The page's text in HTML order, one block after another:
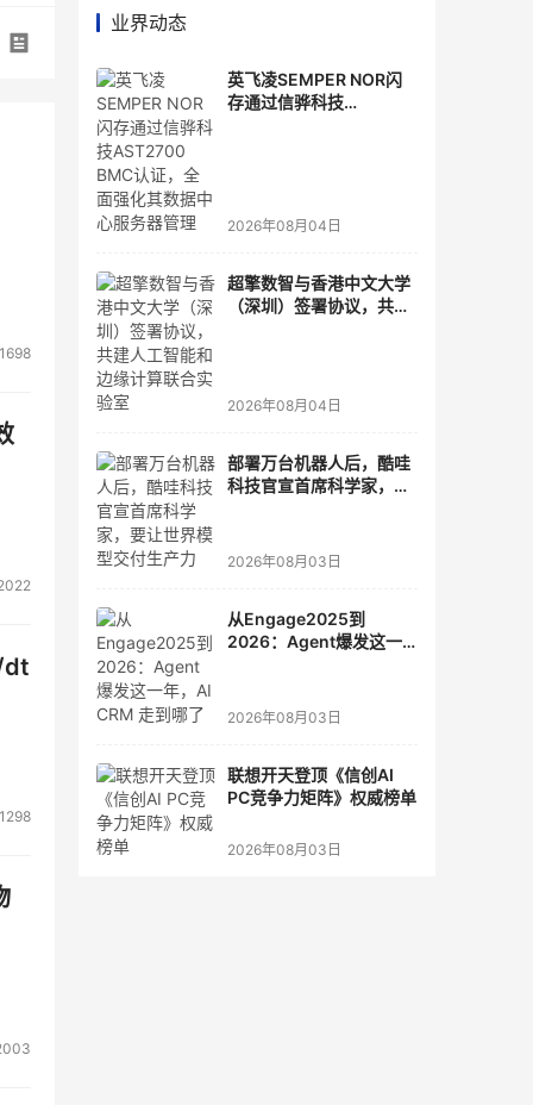
1698
dt
1298
业界动态
英飞凌SEMPER NOR闪
存通过信骅科技
2026年08月04日
超擎数智与香港中文大学
（深圳）签署协议，共建
2026年08月04日
部署万台机器人后，酷哇
科技官宣首席科学家，要
2026年08月03日
从Engage2025到
2026：Agent爆发这一
2026年08月03日
联想开天登顶《信创AI
PC竞争力矩阵》权威榜单
2026年08月03日